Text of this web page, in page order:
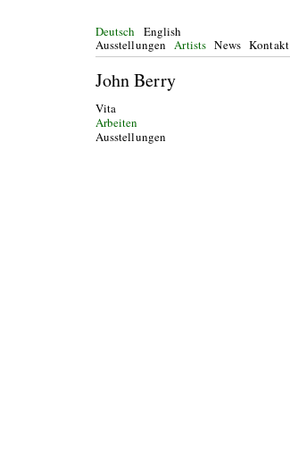
Deutsch
English
Ausstellungen Artists News Kontakt
John Berry
Vita
Arbeiten
Ausstellungen